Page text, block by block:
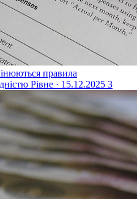
правила
Рівне · 15.12.2025 3